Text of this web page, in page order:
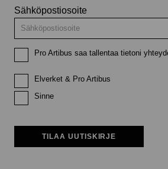
Sähköpostiosoite
Pro Artibus saa tallentaa tietoni
Elverket & Pro Artibus
Sinne
TILAA UUTISKIRJE